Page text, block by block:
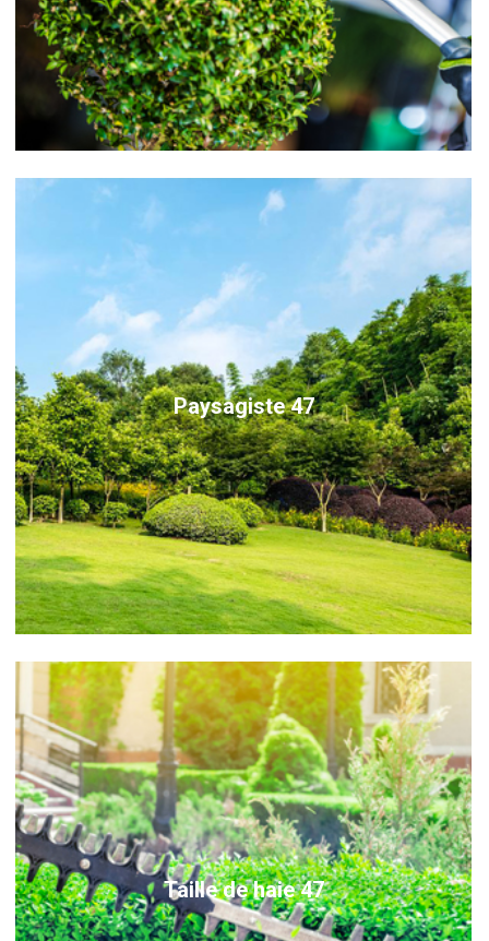
Paysagiste 47
Taille de haie 47